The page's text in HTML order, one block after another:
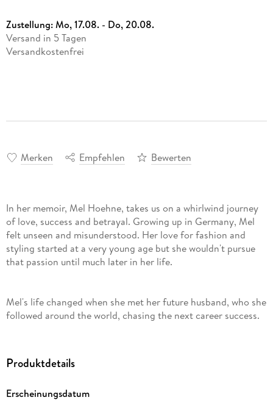
Zustellung:Mo, 17.08. - Do, 20.08.
Versand in 5 Tagen
Versandkostenfrei
Merken Empfehlen Bewerten
In her memoir, Mel Hoehne, takes us on a whirlwind journey
of love, success and betrayal. Growing up in Germany, Mel
felt unseen and misunderstood. Her love for fashion and
styling started at a very young age but she wouldn't pursue
that passion until much later in her life.
Mel's life changed when she met her future husband, who she
followed around the world, chasing the next career success.
worth, when Mel took the plunge to do something that would
Produktdetails
Erscheinungsdatum